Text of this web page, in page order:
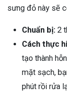
sưng đỏ này sẽ
Chuẩn bị: 2
Cách thực
tạo thành
mặt sạch,
phút rồi rửa